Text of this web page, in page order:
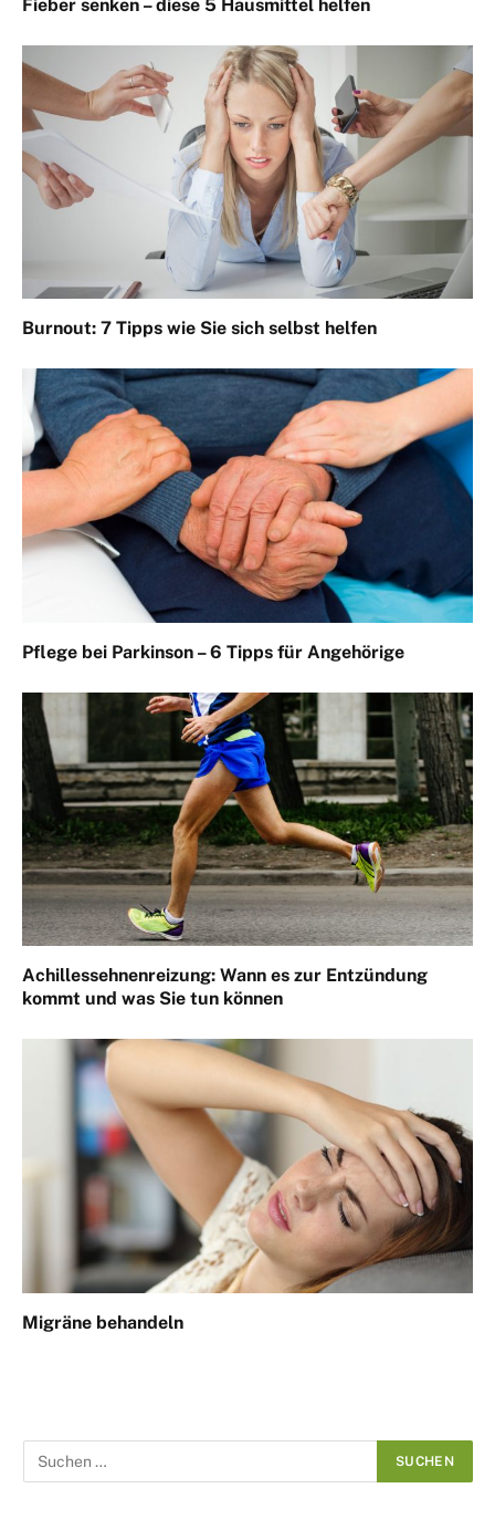
Fieber senken – diese 5 Hausmittel helfen
Burnout: 7 Tipps wie Sie sich selbst helfen
Pflege bei Parkinson – 6 Tipps für Angehörige
Achillessehnenreizung: Wann es zur Entzündung
kommt und was Sie tun können
Migräne behandeln